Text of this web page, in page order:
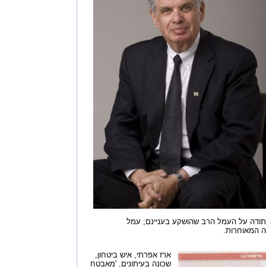
על העמל הרב שהושקע בעניינם; עמל
המאוחרות.
ארז אפרתי, איש ביטחון,
שכונה בעיתונים, 'מאבטח